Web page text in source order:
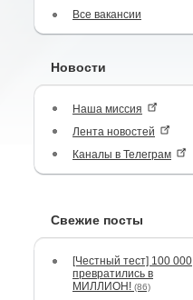
Все вакансии
Новости
Наша миссия
Лента новостей
Каналы в Телеграм
Свежие посты
[Честный тест] 100 000
превратились в
МИЛЛИОН! (86)